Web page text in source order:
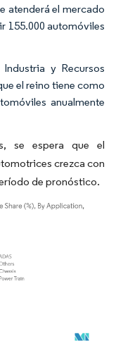
atenderá el mercado
155.000 automóviles
y Recursos
el reino tiene como
anualmente
se espera que el
crezca con
de pronóstico.